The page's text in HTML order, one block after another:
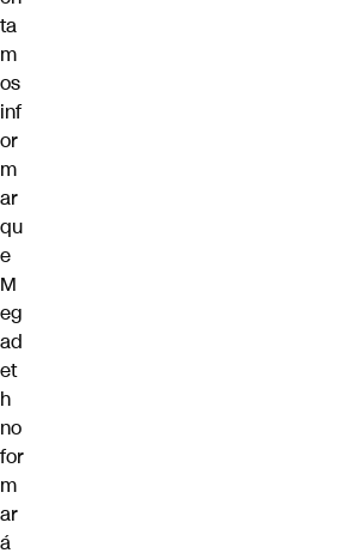
ta
m
os
inf
or
m
ar
qu
e
M
eg
ad
et
h
no
for
m
ar
á